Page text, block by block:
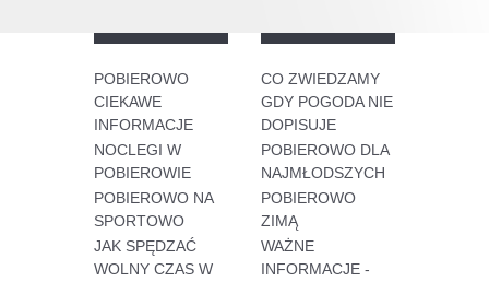
POBIEROWO
CIEKAWE
INFORMACJE
NOCLEGI W
POBIEROWIE
POBIEROWO NA
SPORTOWO
JAK SPĘDZAĆ
WOLNY CZAS W
CO ZWIEDZAMY
GDY POGODA NIE
DOPISUJE
POBIEROWO DLA
NAJMŁODSZYCH
POBIEROWO
ZIMĄ
WAŻNE
INFORMACJE -